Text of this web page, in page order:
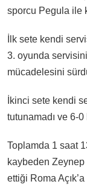
sporcu Pegula ile
İlk sete kendi
3. oyunda servisini
mücadelesini
İkinci sete kendi
tutunamadı ve 6-0
Toplamda 1 saat
kaybeden
ettiği Roma